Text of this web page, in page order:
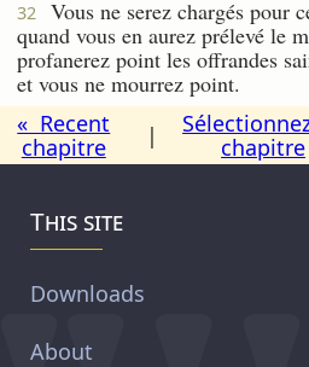
32
Vous ne serez chargés pour
quand vous en aurez prélevé le
profanerez point les offrandes
et vous ne mourrez point.
« Recent
chapitre
|
chapitre
This site
Downloads
About